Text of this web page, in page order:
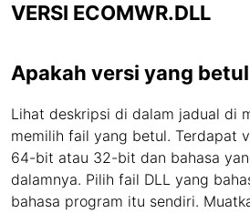
VERSI ECOMWR.DLL
Apakah versi yang
Lihat deskripsi di dalam jadual di
memilih fail yang betul. Terdapat
64-bit atau 32-bit dan bahasa
dalamnya. Pilih fail DLL yang
bahasa program itu sendiri.